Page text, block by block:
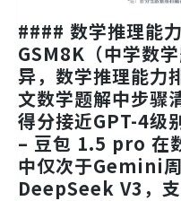
#### 数学推理能
GSM8K（中学数
异，数学推理能力
文数学题解中步骤
得分接近GPT-4级
– 豆包 1.5 pro 在
中仅次于Gemini
DeepSeek V3，